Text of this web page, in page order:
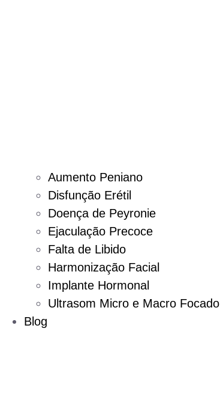
Aumento Peniano
Disfunção Erétil
Doença de Peyronie
Ejaculação Precoce
Falta de Libido
Harmonização Facial
Implante Hormonal
Ultrasom Micro e Macro Focado
Blog